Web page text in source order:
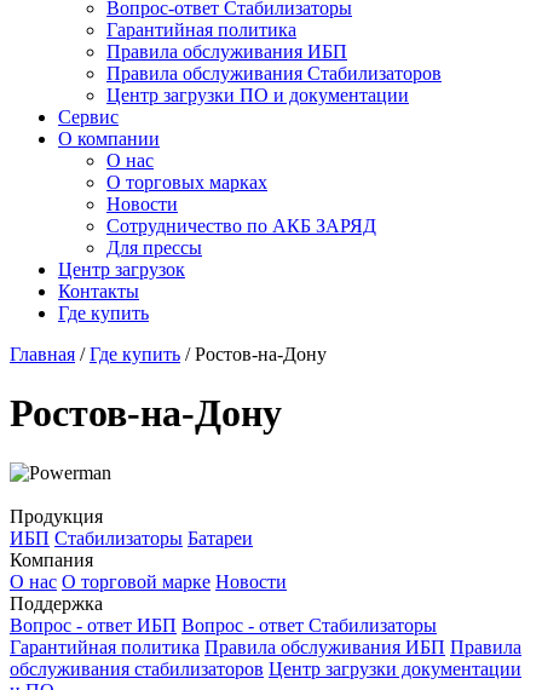
Вопрос-ответ Стабилизаторы
Гарантийная политика
Правила обслуживания ИБП
Правила обслуживания Стабилизаторов
Центр загрузки ПО и документации
Сервис
О компании
О нас
О торговых марках
Новости
Сотрудничество по АКБ ЗАРЯД
Для прессы
Центр загрузок
Контакты
Где купить
Главная /Где купить /Ростов-на-Дону
Ростов-на-Дону
Продукция
ИБП Стабилизаторы Батареи
Компания
О нас О торговой марке Новости
Поддержка
Вопрос - ответ ИБП Вопрос - ответ Стабилизаторы
Гарантийная политика Правила обслуживания ИБП Правила
обслуживания стабилизаторов Центр загрузки документации